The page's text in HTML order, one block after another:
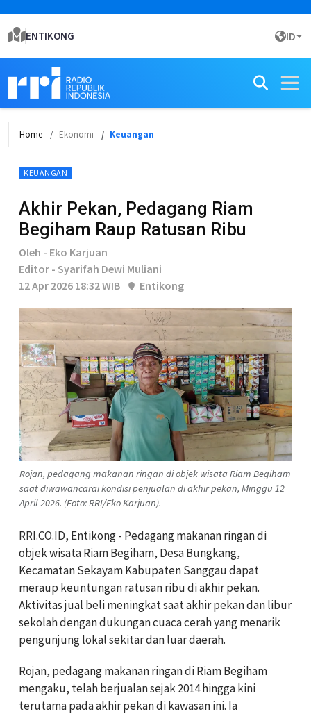
ENTIKONG ID
Home Ekonomi Keuangan
KEUANGAN
Akhir Pekan, Pedagang Riam
Begiham Raup Ratusan Ribu
Oleh - Eko Karjuan
Editor - Syarifah Dewi Muliani
12 Apr 2026 18:32 WIB
Entikong
Rojan, pedagang makanan ringan di objek wisata Riam Begiham
saat diwawancarai kondisi penjualan di akhir pekan, Minggu 12
April 2026. (Foto: RRI/Eko Karjuan).
RRI.CO.ID, Entikong - Pedagang makanan ringan di
objek wisata Riam Begiham, Desa Bungkang,
Kecamatan Sekayam Kabupaten Sanggau dapat
meraup keuntungan ratusan ribu di akhir pekan.
Aktivitas jual beli meningkat saat akhir pekan dan libur
sekolah dengan dukungan cuaca cerah yang menarik
pengunjung lokal sekitar dan luar daerah.
Rojan, pedagang makanan ringan di Riam Begiham
mengaku, telah berjualan sejak 2014 hingga kini
terutama pada akhir pekan di kawasan ini. Ia